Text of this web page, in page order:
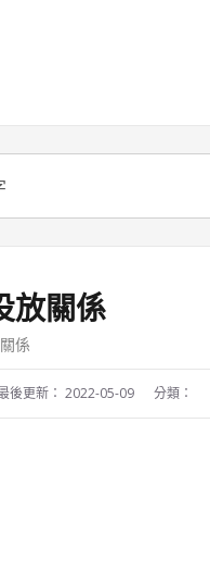
放關係
係
後更新： 2022-05-09 分類：